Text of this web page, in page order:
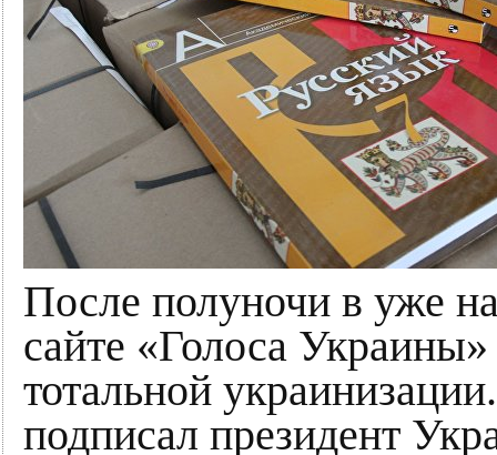
После полуночи в уже
сайте «Голоса
тотальной
подписал президент